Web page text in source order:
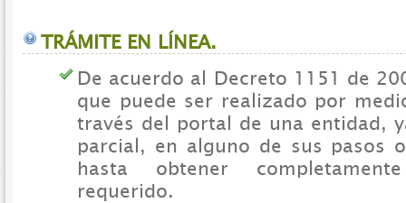
TRÁMITE EN LÍNEA.
De acuerdo al Decreto 1151 de
que puede ser realizado por
través del portal de una entidad,
parcial, en alguno de sus pasos
hasta obtener
requerido.